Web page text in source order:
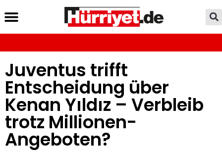
Juventus trifft
Entscheidung über
Kenan Yıldız – Verbleib
trotz Millionen-
Angeboten?